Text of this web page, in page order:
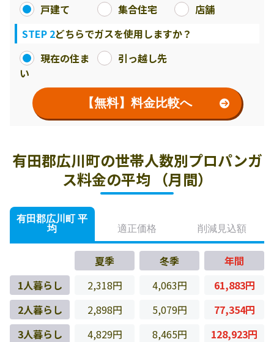
戸建て
集合住宅
店舗
STEP 2どちらでガスを使用しますか？
現在の住ま
い
引っ越し先
【無料】料金比較へ
有田郡広川町の世帯人数別プロパンガ
ス料金の平均 （月間）
有田郡広川町 平
均
適正価格 削減見込額
夏季 冬季
年間
1人暮らし
2,318円 4,063円
61,883円
2人暮らし
2,898円 5,079円
77,354円
3人暮らし
4,829円 8,465円
128,923円